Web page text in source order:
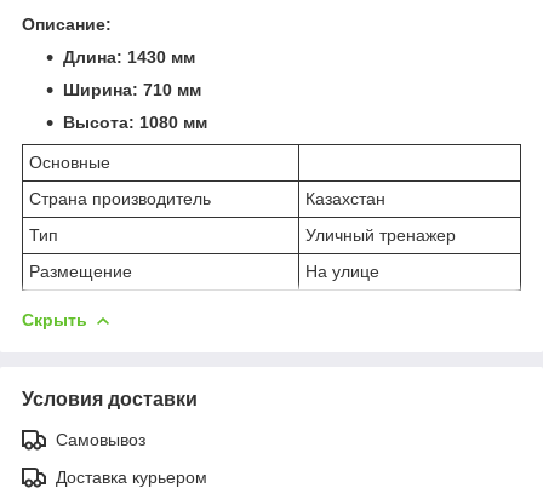
Описание:
Длина: 1430 мм
Ширина: 710 мм
Высота: 1080 мм
Основные
Страна производитель
Казахстан
Тип
Уличный тренажер
Размещение
На улице
Скрыть
Условия доставки
Самовывоз
Доставка курьером